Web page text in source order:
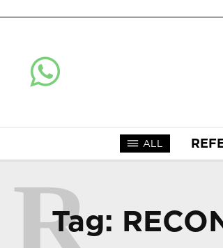
ALL
Tag:
R